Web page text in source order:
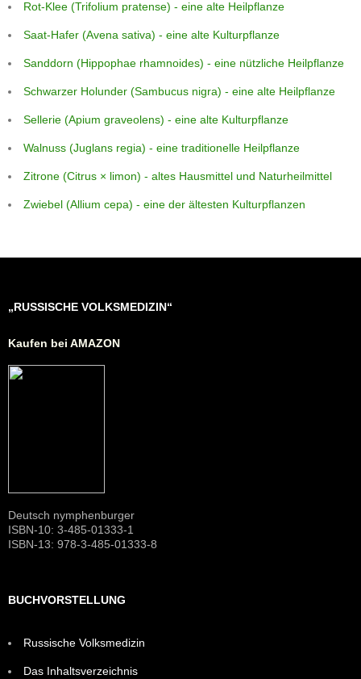
Rot-Klee (Trifolium pratense) - eine alte Heilpflanze
Saat-Hafer (Avena sativa) - eine alte Kulturpflanze
Sanddorn (Hippophae rhamnoides) - eine nützliche Heilpflanze
Schwarzer Holunder (Sambucus nigra) - eine alte Heilpflanze
Sellerie (Apium graveolens) - eine alte Kulturpflanze
Walnuss (Juglans regia) - eine traditionelle Heilpflanze
Zitrone (Citrus × limon) - altes Hausmittel und Naturheilmittel
Zwiebel (Allium cepa) - eine der ältesten Kulturpflanzen
„RUSSISCHE VOLKSMEDIZIN“
Kaufen bei AMAZON
Deutsch nymphenburger
ISBN-10: 3-485-01333-1
ISBN-13: 978-3-485-01333-8
BUCHVORSTELLUNG
Russische Volksmedizin
Das Inhaltsverzeichnis